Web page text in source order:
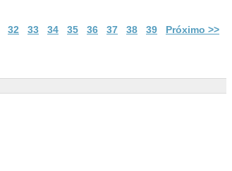
32 33 34 35 36 37 38 39 Próximo >>